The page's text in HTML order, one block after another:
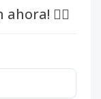
👇🏽